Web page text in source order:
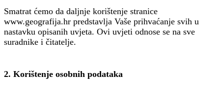
Smatrat ćemo da daljnje korištenje stranice
www.geografija.hr predstavlja Vaše prihvaćanje svih u
nastavku opisanih uvjeta. Ovi uvjeti odnose se na sve
suradnike i čitatelje.
2. Korištenje osobnih podataka